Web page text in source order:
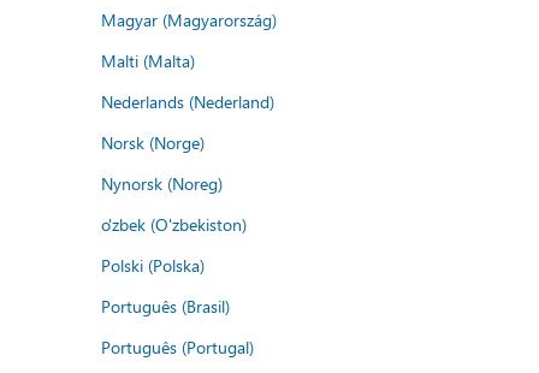
Magyar (Magyarország)
Malti (Malta)
Nederlands (Nederland)
Norsk (Norge)
Nynorsk (Noreg)
o'zbek (O'zbekiston)
Polski (Polska)
Português (Brasil)
Português (Portugal)